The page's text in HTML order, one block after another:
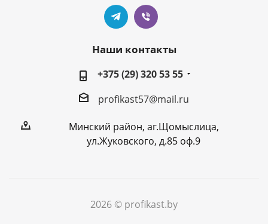
Наши контакты
+375 (29) 320 53 55
profikast57@mail.ru
Минский район, аг.Щомыслица,
ул.Жуковского, д.85 оф.9
2026 © profikast.by